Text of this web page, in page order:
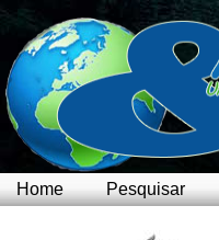
Home Pesquisar